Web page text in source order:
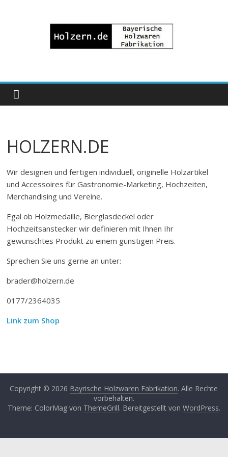
Bayrische
Holzwaren
Fabrikation
HOLZERN.DE
Wir designen und fertigen individuell, originelle Holzartikel
und Accessoires für Gastronomie-Marketing, Hochzeiten,
Merchandising und Vereine.
Egal ob Holzmedaille, Bierglasdeckel oder
Hochzeitsanstecker wir definieren mit Ihnen Ihr
gewünschtes Produkt zu einem günstigen Preis.
Sprechen Sie uns gerne an unter:
brader@holzern.de
0177/2364035
Link zum Shop
Copyright © 2026 Bayrische Holzwaren Fabrikation. Alle Rechte
vorbehalten.
Theme: ColorMag von ThemeGrill. Bereitgestellt von WordPress.